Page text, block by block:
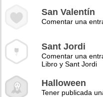
San Valentín
Comentar una
Sant Jordi
Comentar una
Libro y Sant Jordi
Halloween
Tener publicada